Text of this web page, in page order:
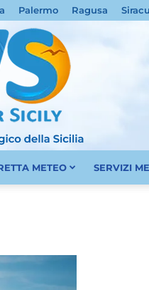
Palermo Ragusa
METEO SERVIZI